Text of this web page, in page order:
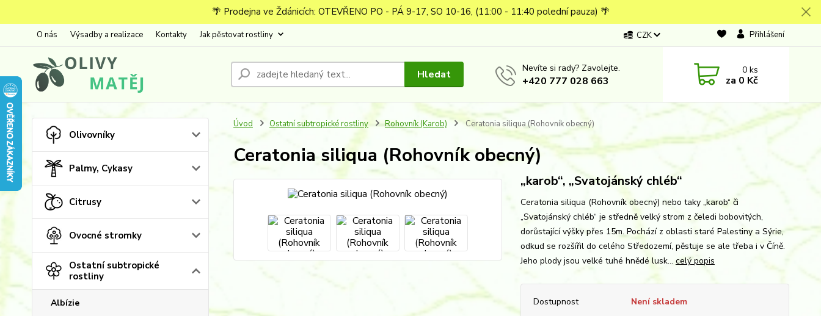
🌴 Prodejna ve Ždánicích: OTEVŘENO PO - PÁ 9-17, SO 10-16, (11:00 - 11:40 polední pauza) 🌴
O nás Výsadby a realizace Kontakty Jak pěstovat rostliny CZK Přihlášení
Hledat Nevíte si rady? Zavolejte.
+420 777 028 663
0ks
za 0 Kč
Olivovníky
Palmy, Cykasy
Citrusy
Ovocné stromky
Ostatní subtropické
rostliny
Albízie
Úvod Ostatní subtropické rostliny Rohovník (Karob) Ceratonia siliqua (Rohovník obecný)
Ceratonia siliqua (Rohovník obecný)
„karob“, „Svatojánský chléb“
Ceratonia siliqua (Rohovník obecný) nebo taky „karob“ či
„Svatojánský chléb“ je středně velký strom z čeledi bobovitých,
dorůstající výšky přes 15m. Pochází z oblasti staré Palestiny a Sýrie,
odkud se rozšířil do celého Středozemí, pěstuje se ale třeba i v Číně.
Jeho plody jsou velké tuhé hnědé lusk... celý popis
Dostupnost Není skladem